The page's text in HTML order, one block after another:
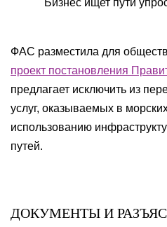
Бизнес ищет пути
ФАС разместила для
проект постановления
предлагает исключить из
услуг, оказываемых в
использованию
путей.
ДОКУМЕНТЫ И